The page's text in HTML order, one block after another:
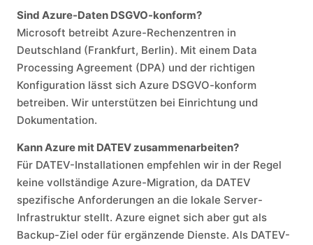
Sind Azure-Daten DSGVO-konform?
Microsoft betreibt Azure-Rechenzentren in
Deutschland (Frankfurt, Berlin). Mit einem Data
Processing Agreement (DPA) und der richtigen
Konfiguration lässt sich Azure DSGVO-konform
betreiben. Wir unterstützen bei Einrichtung und
Dokumentation.
Kann Azure mit DATEV zusammenarbeiten?
Für DATEV-Installationen empfehlen wir in der Regel
keine vollständige Azure-Migration, da DATEV
spezifische Anforderungen an die lokale Server-
Infrastruktur stellt. Azure eignet sich aber gut als
Backup-Ziel oder für ergänzende Dienste. Als DATEV-